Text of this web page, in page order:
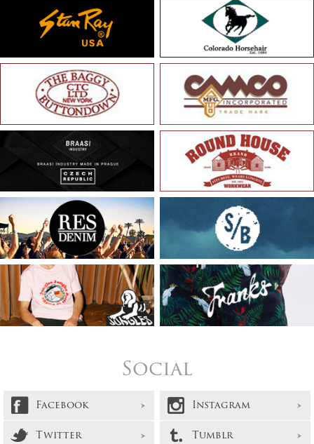
Social
Facebook
Instagram
Twitter
Tumblr